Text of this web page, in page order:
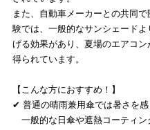
また、自動車メーカーとの共同
験では、一般的なサンシェード
げる効果があり、夏場のエアコ
得られています。
【こんな方におすすめ！】
✔ 普通の晴雨兼用傘では暑さを
一般的な日傘や遮熱コーティン